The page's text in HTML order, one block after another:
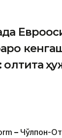
олтита
– Чўлпон-